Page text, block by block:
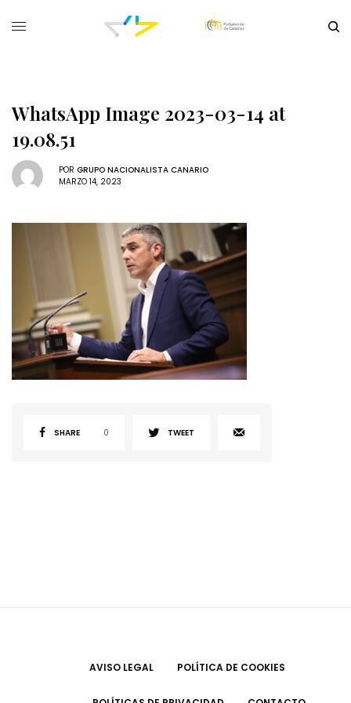
WhatsApp Image 2023-03-14 at
19.08.51
POR GRUPO NACIONALISTA CANARIO
MARZO 14, 2023
SHARE 0 TWEET
AVISO LEGAL POLÍTICA DE COOKIES